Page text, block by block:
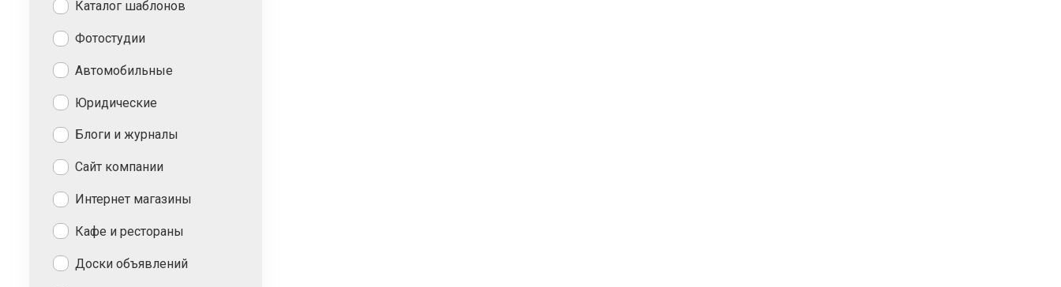
Каталог шаблонов
Фотостудии
Автомобильные
Юридические
Блоги и журналы
Сайт компании
Интернет магазины
Кафе и рестораны
Доски объявлений